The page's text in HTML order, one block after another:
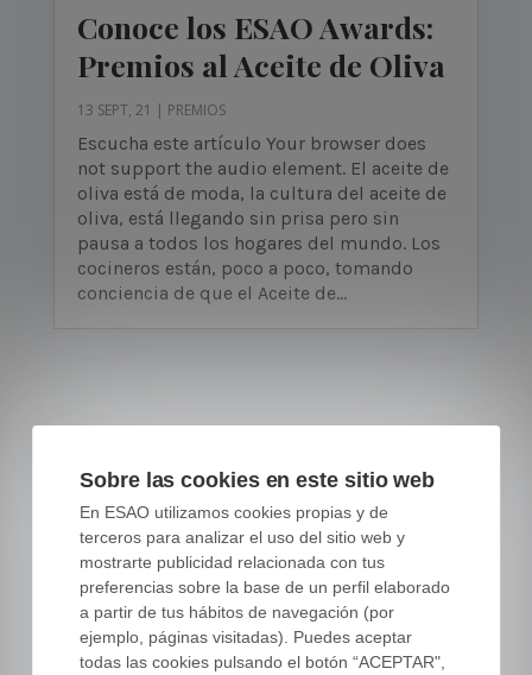
Conoce los ESAO Awards:
Premios al Aceite de Oliva
13 SEPT, 21 | PREMIOS
Escucha este artículo Your browser does
not support the audio element. El aceite de
oliva está de moda, la cultura del aceite de
oliva, está llegando sin prisa pero sin
pausa a todos los hogares del mundo. Los
cocineros están, poco a poco, tomando
conciencia de que el Aceite de...
Sobre las cookies en este sitio web
En ESAO utilizamos cookies propias y de
terceros para analizar el uso del sitio web y
mostrarte publicidad relacionada con tus
preferencias sobre la base de un perfil elaborado
a partir de tus hábitos de navegación (por
ejemplo, páginas visitadas). Puedes aceptar
todas las cookies pulsando el botón “ACEPTAR",